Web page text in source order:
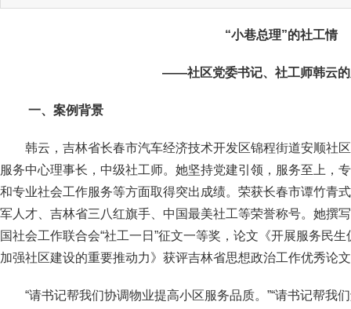
“小巷总理”的社工情
——社区党委书记、社工师韩云的
一、案例背景
韩云，吉林省长春市汽车经济技术开发区锦程街道安顺社
服务中心理事长，中级社工师。她坚持党建引领，服务至上，
和专业社会工作服务等方面取得突出成绩。荣获长春市谭竹青
军人才、吉林省三八红旗手、中国最美社工等荣誉称号。她撰
国社会工作联合会“社工一日”征文一等奖，论文《开展服务民
加强社区建设的重要推动力》获评吉林省思想政治工作优秀论
“请书记帮我们协调物业提高小区服务品质。”“请书记帮我